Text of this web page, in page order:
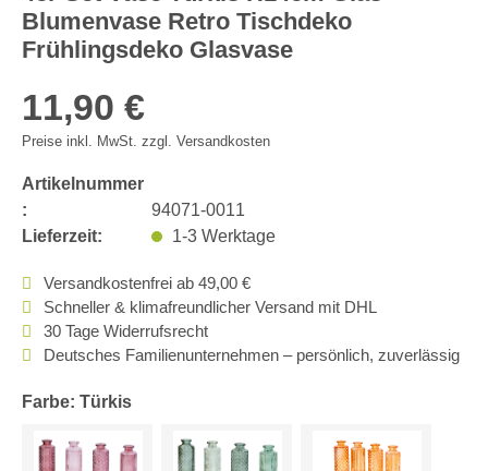
Blumenvase Retro Tischdeko
Frühlingsdeko Glasvase
11,90 €
Preise inkl. MwSt. zzgl. Versandkosten
Artikelnummer
:
94071-0011
Lieferzeit:
1-3 Werktage
Versandkostenfrei ab 49,00 €
Schneller & klimafreundlicher Versand mit DHL
30 Tage Widerrufsrecht
Deutsches Familienunternehmen – persönlich, zuverlässig
Farbe: Türkis